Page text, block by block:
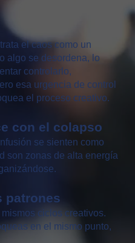
el caos como un
algo se desordena, lo
controlarlo,
esa urgencia de control
el proceso creativo.
con el colapso
se sienten como
son zonas de alta energía
patrones
ciclos creativos.
en el mismo punto,